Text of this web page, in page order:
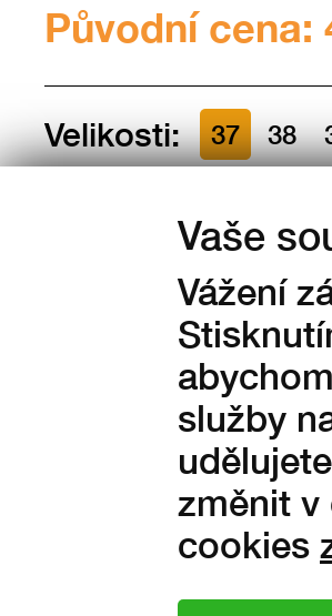
Vaše
Vážení
služby
změnit v
cookies
Původní cena:
Velikosti: 37 38
Množství:
3 690Kč
3 050 Kč bez